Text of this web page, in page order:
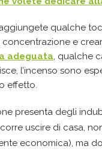
qualche
e
adeguata, qualche
l’incenso sono
effetto.
presenta degli
uscire di casa,
economica), ma